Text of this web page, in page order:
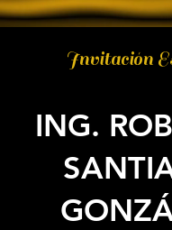
Invitación
ING.